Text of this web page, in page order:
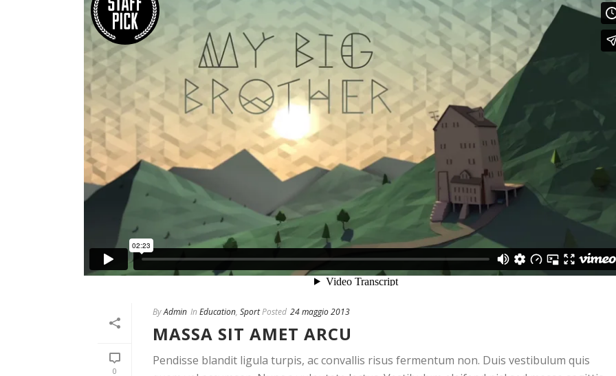
0
ByAdmin In Education, SportPosted 24 maggio 2013
MASSA SIT AMET ARCU
Pendisse blandit ligula turpis, ac convallis risus fermentum non. Duis vestibulum quis